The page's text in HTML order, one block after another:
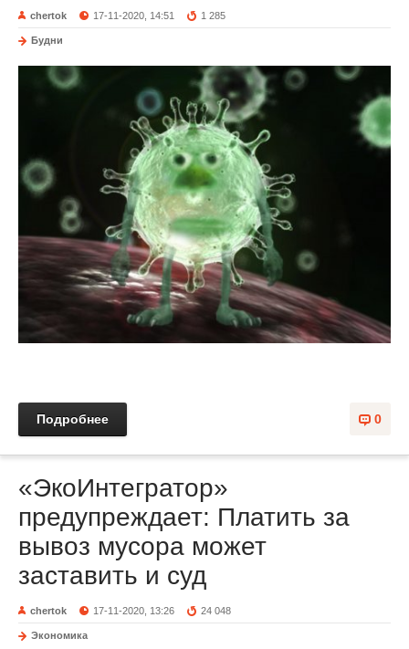
chertok 17-11-2020, 14:51 1 285
Будни
0
Подробнее
«ЭкоИнтегратор»
предупреждает: Платить за
вывоз мусора может
заставить и суд
chertok 17-11-2020, 13:26 24 048
Экономика